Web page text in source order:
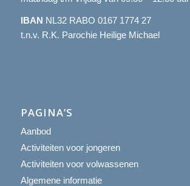
IBAN NL32 RABO 0167 1774 27
t.n.v. R.K. Parochie Heilige Michael
PAGINA’S
Aanbod
Activiteiten voor jongeren
Activiteiten voor volwassenen
Algemene informatie